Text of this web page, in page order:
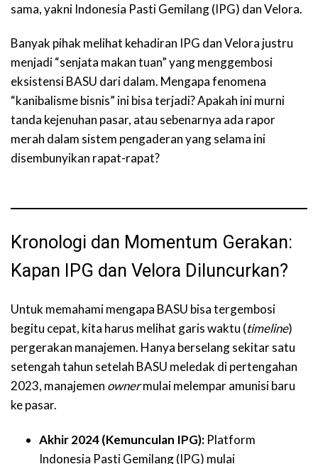
sama, yakni Indonesia Pasti Gemilang (IPG) dan Velora.
Banyak pihak melihat kehadiran IPG dan Velora justru
menjadi “senjata makan tuan” yang menggembosi
eksistensi BASU dari dalam. Mengapa fenomena
“kanibalisme bisnis” ini bisa terjadi? Apakah ini murni
tanda kejenuhan pasar, atau sebenarnya ada rapor
merah dalam sistem pengaderan yang selama ini
disembunyikan rapat-rapat?
Kronologi dan Momentum Gerakan:
Kapan IPG dan Velora Diluncurkan?
Untuk memahami mengapa BASU bisa tergembosi
begitu cepat, kita harus melihat garis waktu (timeline)
pergerakan manajemen. Hanya berselang sekitar satu
setengah tahun setelah BASU meledak di pertengahan
2023, manajemen ownermulai melempar amunisi baru
ke pasar.
Akhir 2024 (Kemunculan IPG): Platform
Indonesia Pasti Gemilang (IPG) mulai